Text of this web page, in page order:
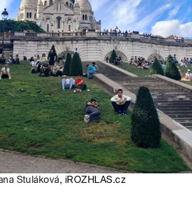
Stuláková, iROZHLAS.cz